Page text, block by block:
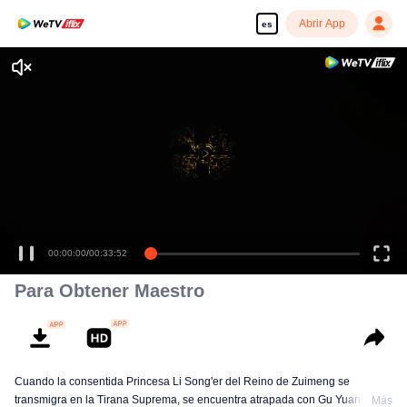
es Abrir App
00:00:00/00:33:52
Para Obtener Maestro
Cuando la consentida Princesa Li Song'er del Reino de Zuimeng se
transmigra en la Tirana Suprema, se encuentra atrapada con Gu Yuan, elMás